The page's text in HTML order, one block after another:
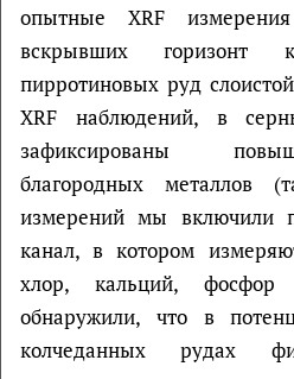
опытные XRF
вскрывших горизонт
пирротиновых руд
XRF наблюдений, в
зафиксированы
благородных металлов
измерений мы включили
канал, в котором
хлор, кальций,
обнаружили, что в
колчеданных рудах